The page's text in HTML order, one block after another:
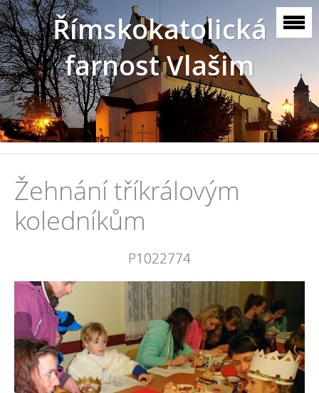
Římskokatolická
farnost Vlašim
Žehnání tříkrálovým
koledníkům
P1022774